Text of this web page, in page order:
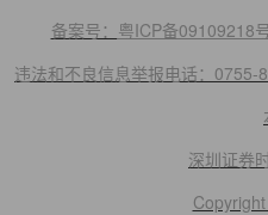
备案号： 粤ICP备09109218
违法和不良信息举报电话：0755-
深圳证券